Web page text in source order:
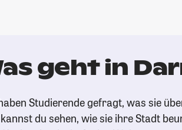
geht in
Studierende gefragt, was sie
du sehen, wie sie ihre Stadt